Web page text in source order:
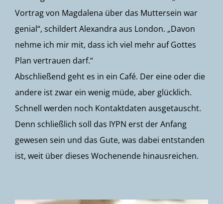
Vortrag von Magdalena über das Muttersein war
genial“, schildert Alexandra aus London. „Davon
nehme ich mir mit, dass ich viel mehr auf Gottes
Plan vertrauen darf.“
Abschließend geht es in ein Café. Der eine oder die
andere ist zwar ein wenig müde, aber glücklich.
Schnell werden noch Kontaktdaten ausgetauscht.
Denn schließlich soll das IYPN erst der Anfang
gewesen sein und das Gute, was dabei entstanden
ist, weit über dieses Wochenende hinausreichen.